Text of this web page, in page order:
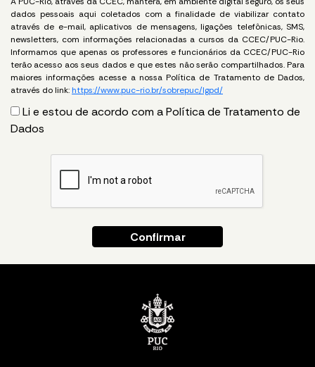
dados pessoais aqui coletados com a finalidade de viabilizar contato
através de e-mail, aplicativos de mensagens, ligações telefônicas, SMS,
newsletters, com informações relacionadas a cursos da CCEC/PUC-Rio.
Informamos que apenas os professores e funcionários da CCEC/PUC-Rio
terão acesso aos seus dados e que estes não serão compartilhados. Para
maiores informações acesse a nossa Política de Tratamento de Dados,
através do link: https://www.puc-rio.br/sobrepuc/lgpd/
Li e estou de acordo com a Política de Tratamento de
Dados